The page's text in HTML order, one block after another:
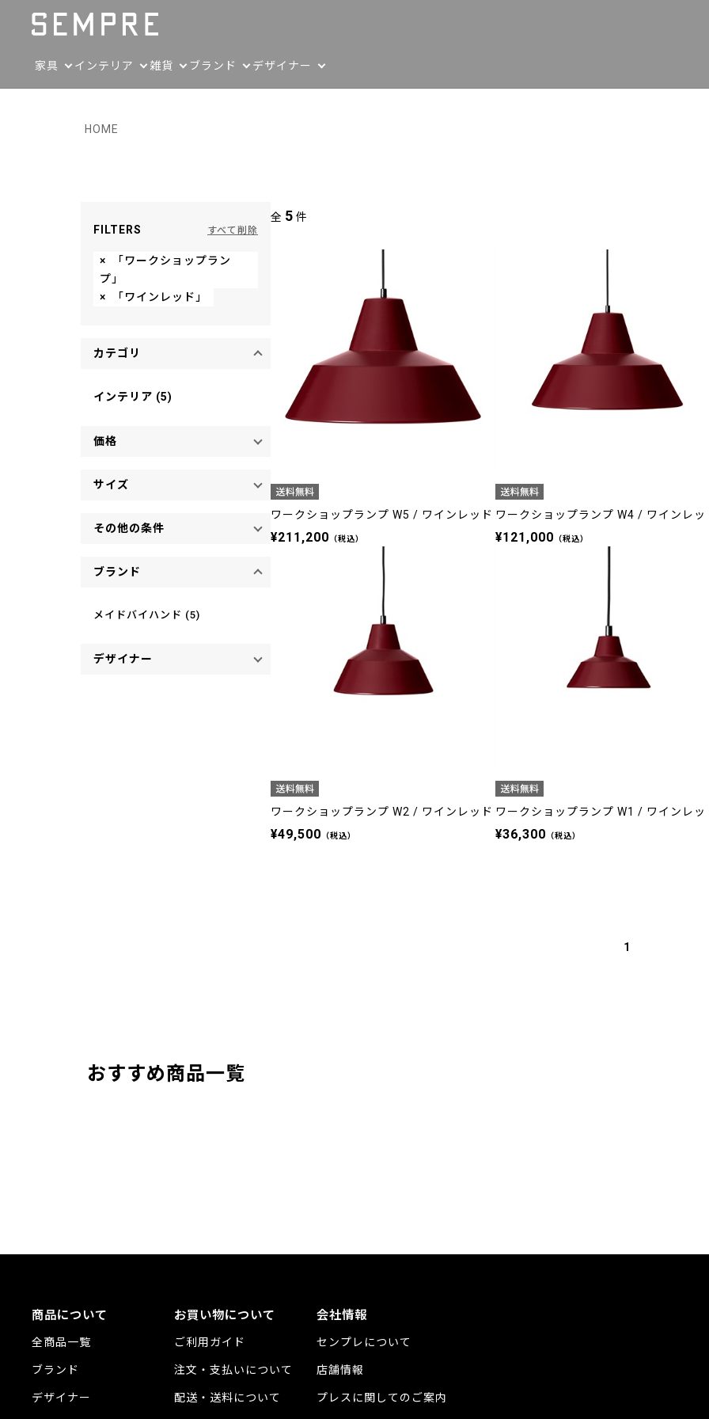
家具 インテリア 雑貨 ブランド デザイナー
HOME
FILTERS すべて削除
×
「ワークショップラン
プ」
×
「ワインレッド」
カテゴリ
インテリア (5)
価格
サイズ
その他の条件
ブランド
メイドバイハンド (5)
デザイナー
全 5 件
ワークショップランプ W5 / ワインレッド
¥211,200 （税込）
ワークショップランプ W4 / ワインレッ
¥121,000 （税込）
ワークショップランプ W2 / ワインレッド
¥49,500 （税込）
ワークショップランプ W1 / ワインレッ
¥36,300 （税込）
1
おすすめ商品一覧
商品について
全商品一覧
ブランド
デザイナー
お買い物について
ご利用ガイド
注文・支払いについて
配送・送料について
会社情報
センプレについて
店舗情報
プレスに関してのご案内